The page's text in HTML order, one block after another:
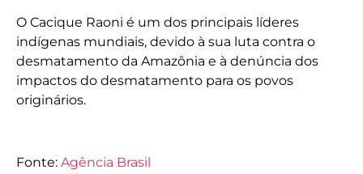
O Cacique Raoni é um dos principais líderes
indígenas mundiais, devido à sua luta contra o
desmatamento da Amazônia e à denúncia dos
impactos do desmatamento para os povos
originários.
Fonte: Agência Brasil